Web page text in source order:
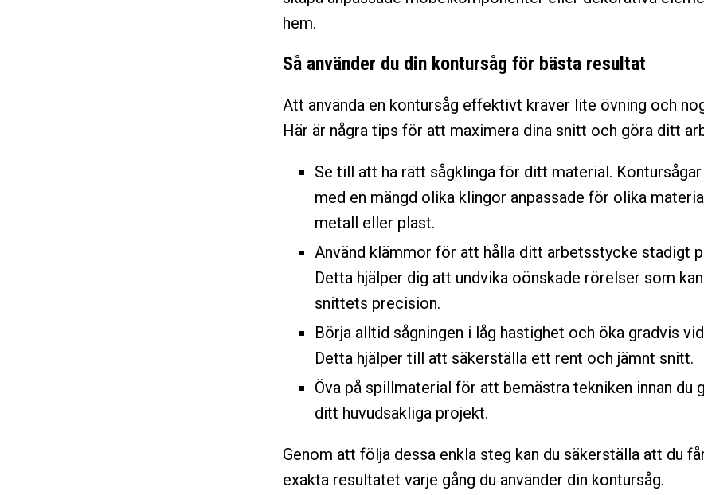
hem.
Så använder du din kontursåg för bästa resultat
Att använda en kontursåg effektivt kräver lite övning och
Här är några tips för att maximera dina snitt och göra ditt
Se till att ha rätt sågklinga för ditt material.
med en mängd olika klingor anpassade för olika
metall eller plast.
Använd klämmor för att hålla ditt arbetsstycke stadigt
Detta hjälper dig att undvika oönskade rörelser som
snittets precision.
Börja alltid sågningen i låg hastighet och öka gradvis
Detta hjälper till att säkerställa ett rent och jämnt snitt.
Öva på spillmaterial för att bemästra tekniken innan du
ditt huvudsakliga projekt.
Genom att följa dessa enkla steg kan du säkerställa att du
exakta resultatet varje gång du använder din kontursåg.